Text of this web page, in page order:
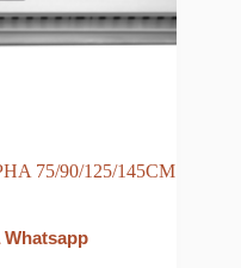
75/90/125/145CM